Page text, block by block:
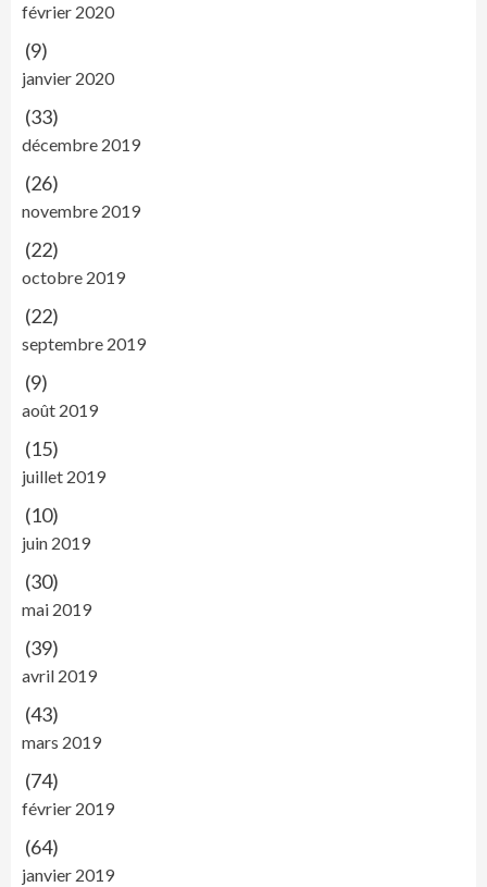
février 2020
(9)
janvier 2020
(33)
décembre 2019
(26)
novembre 2019
(22)
octobre 2019
(22)
septembre 2019
(9)
août 2019
(15)
juillet 2019
(10)
juin 2019
(30)
mai 2019
(39)
avril 2019
(43)
mars 2019
(74)
février 2019
(64)
janvier 2019